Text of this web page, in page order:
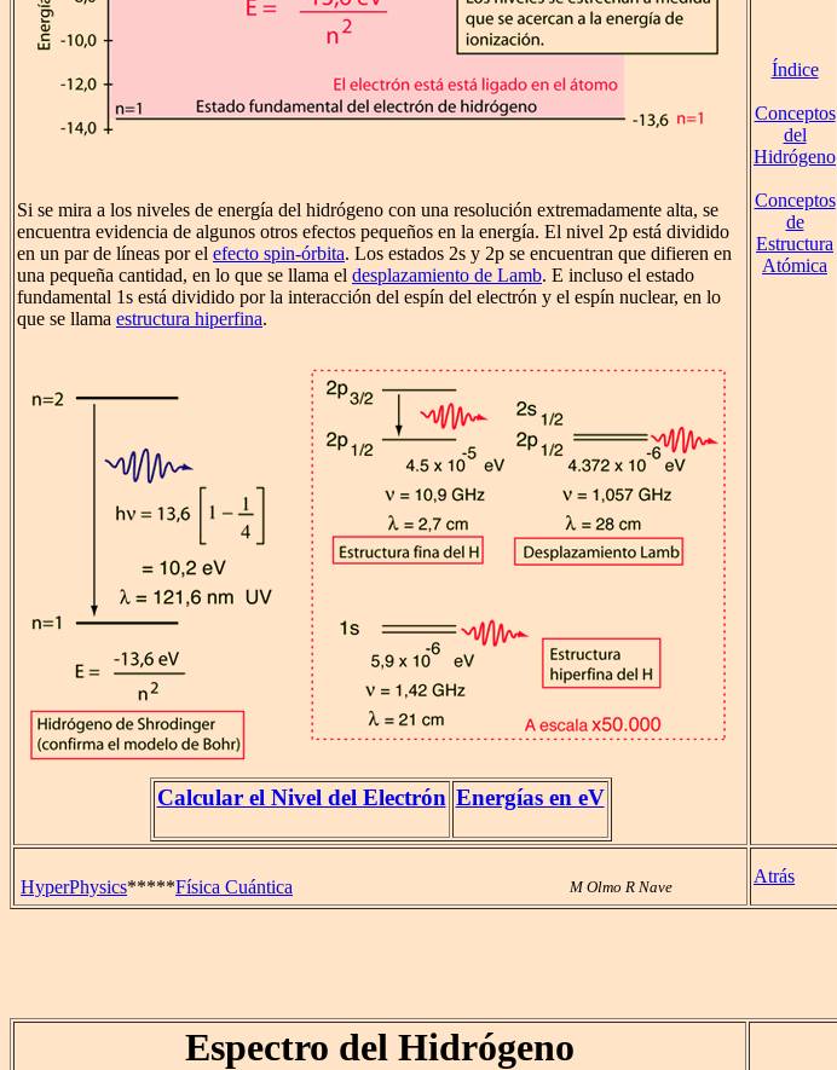
Si se mira a los niveles de energía del hidrógeno con una resolución extremadamente alta, se
encuentra evidencia de algunos otros efectos pequeños en la energía. El nivel 2p está dividido
en un par de líneas por el efecto spin-órbita. Los estados 2s y 2p se encuentran que difieren en
una pequeña cantidad, en lo que se llama el desplazamiento de Lamb. E incluso el estado
fundamental 1s está dividido por la interacción del espín del electrón y el espín nuclear, en lo
que se llama estructura hiperfina.
Calcular el Nivel del Electrón Energías en eV
Índice
Conceptos
del
Hidrógeno
Conceptos
de
Estructura
Atómica
HyperPhysics*****Física Cuántica M Olmo R Nave
Atrás
Espectro del Hidrógeno